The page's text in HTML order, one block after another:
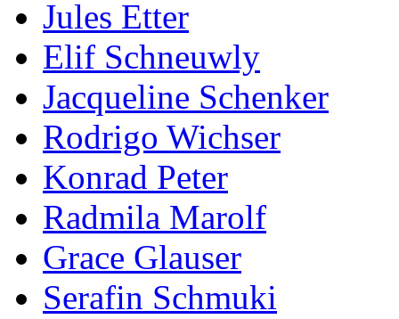
Jules Etter
Elif Schneuwly
Jacqueline Schenker
Rodrigo Wichser
Konrad Peter
Radmila Marolf
Grace Glauser
Serafin Schmuki